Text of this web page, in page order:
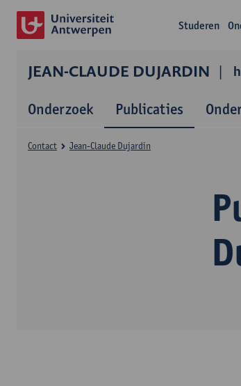
Studeren
JEAN-CLAUDE DUJARDIN
Onderzoek Publicaties
Contact Jean-Claude Dujardin